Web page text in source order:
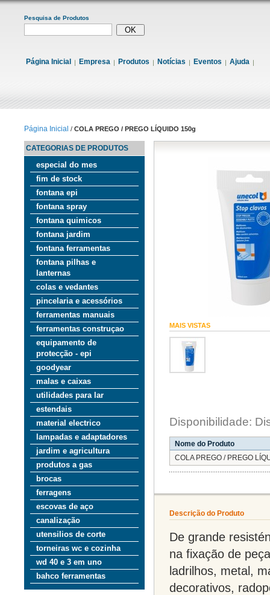
Pesquisa de Produtos
Página Inicial Empresa Produtos Notícias Eventos Ajuda
Página Inicial / COLA PREGO / PREGO LÍQUIDO 150g
CATEGORIAS DE PRODUTOS
especial do mes
fim de stock
fontana epi
fontana spray
fontana quimicos
fontana jardim
fontana ferramentas
fontana pilhas e
lanternas
colas e vedantes
pincelaria e acessórios
ferramentas manuais
ferramentas construçao
equipamento de
protecção - epi
goodyear
malas e caixas
utilidades para lar
estendais
material electrico
lampadas e adaptadores
jardim e agricultura
produtos a gas
brocas
ferragens
escovas de aço
canalização
utensilios de corte
torneiras wc e cozinha
wd 40 e 3 em uno
bahco ferramentas
MAIS VISTAS
Disponibilidade:
Nome do Produto
COLA PREGO / PREGO
Descrição do Produto
De grande
na fixação de
ladrilhos, metal,
decorativos,